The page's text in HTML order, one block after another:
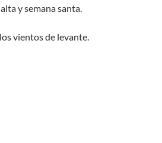
y semana santa.
vientos de levante.